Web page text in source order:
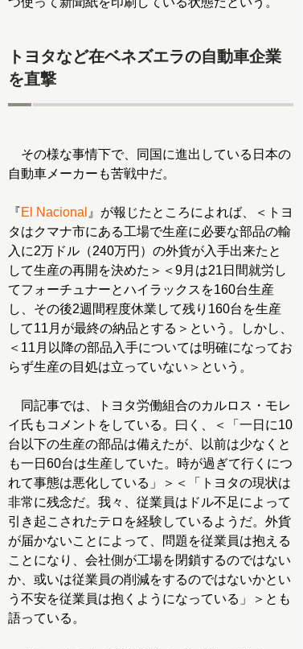
トヨタなど在ベネズエラの自動車企業
を直撃
その様な事情下で、同国に進出している日本の
自動車メーカーも苦戦中だ。
『El Nacional 』が報じたところによれば、＜トヨ
タはクマナ市にある工場で生産に必要な部品の輸
入に2万ドル（240万円）の外貨が入手出来たと
して生産の再開を決めた＞＜9月は21日間就労し
てフォーチュナーとハイラックスを160台生産
し、その後2週間程度休業して残り160台を生産
して11月が最終の納品とする＞という。しかし、
＜11月以降の部品入手については明確になってお
らず生産の目処は立っていない＞という。
同記事では、トヨタ労働組合のカルロス・モレ
イ氏もコメントをしている。曰く、＜「一日に10
台以下の生産の部品は備えたが、以前は少なくと
も一日60台は生産していた。時が過ぎて行くにつ
れて事態は悪化している」＞＜「トヨタの現状は
非常に残念だ。我々、従業員はドル不足によって
引き起こされたテロを経験しているようだ。外貨
が届かないことによって、問題を従業員は抱える
ことになり、会社側が工場を閉鎖するのではない
か、或いは従業員の削減をするのではないかとい
う不安を従業員は抱くようになっている」＞とも
語っている。